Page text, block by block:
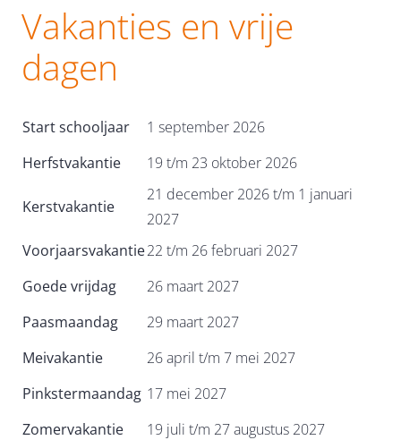
Ons onderwijs
Stage
Ouders/verzorgers
Contact
Vakanties en vrije
dagen
Start schooljaar
1 september 2026
Herfstvakantie
19 t/m 23 oktober 2026
Kerstvakantie
21 december 2026 t/m 1 januari
2027
Voorjaarsvakantie22 t/m 26 februari 2027
Goede vrijdag
26 maart 2027
Paasmaandag
29 maart 2027
Meivakantie
26 april t/m 7 mei 2027
Pinkstermaandag 17 mei 2027
Zomervakantie
19 juli t/m 27 augustus 2027